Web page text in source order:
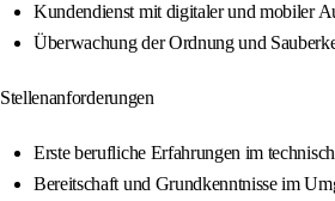
Kundendienst mit digitaler und mobiler
Überwachung der Ordnung und
Stellenanforderungen
Erste berufliche Erfahrungen im
Bereitschaft und Grundkenntnisse im